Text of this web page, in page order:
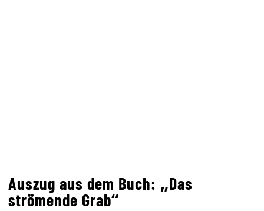
Auszug aus dem Buch: „Das
strömende Grab“